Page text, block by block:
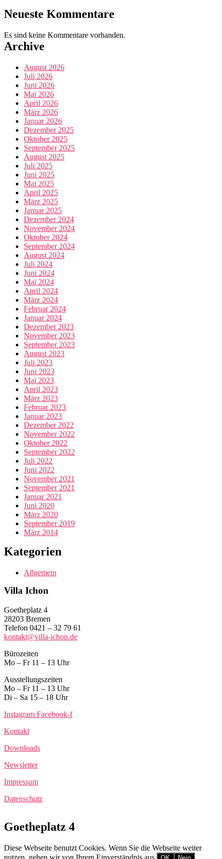
Neueste Kommentare
Es sind keine Kommentare vorhanden.
Archive
August 2026
Juli 2026
Juni 2026
Mai 2026
April 2026
März 2026
Januar 2026
Dezember 2025
Oktober 2025
September 2025
August 2025
Juli 2025
Juni 2025
Mai 2025
April 2025
März 2025
Januar 2025
Dezember 2024
November 2024
Oktober 2024
September 2024
August 2024
Juli 2024
Juni 2024
Mai 2024
April 2024
März 2024
Februar 2024
Januar 2024
Dezember 2023
November 2023
September 2023
August 2023
Juli 2023
Juni 2023
Mai 2023
April 2023
März 2023
Februar 2023
Januar 2023
Dezember 2022
November 2022
Oktober 2022
September 2022
Juli 2022
Juni 2022
November 2021
September 2021
Januar 2021
Juni 2020
März 2020
September 2019
März 2014
Kategorien
Allgemein
Villa Ichon
Goetheplatz 4
28203 Bremen
Telefon 0421 – 32 79 61
kontakt@villa-ichon.de
Bürozeiten
Mo – Fr 11 – 13 Uhr
Ausstellungszeiten
Mo – Fr 11 – 13 Uhr
Di – Sa 15 – 18 Uhr
Instagram Facebook-f
Kontakt
Downloads
Newsletter
Impressum
Datenschutz
Goetheplatz 4
Diese Webseite benutzt Cookies. Wenn Sie die Webseite weiter
nutzen, gehen wir von Ihrem Einverständnis aus.